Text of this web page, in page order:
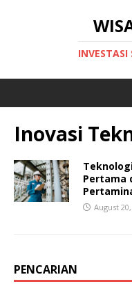
INVESTASI
Inovasi
Pertama
August
PENCARIAN